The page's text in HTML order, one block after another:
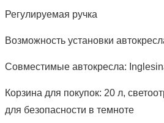
Регулируемая ручка
Возможность установки
Совместимые автокресла:
Корзина для покупок: 20 л,
для безопасности в темноте